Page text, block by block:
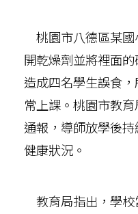
桃園市八德區某國
開乾燥劑並將裡面
造成四名學生誤食
常上課。桃園市教
通報，導師放學後
健康狀況。
教育局指出，學校